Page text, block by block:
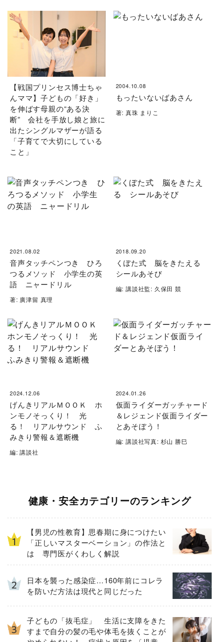
【戦国プリンセス博士ちゃ
んママ】子どもの「好き」
を伸ばす母親の“ある決
断” 会社を手放し娘と旅に
出たシングルマザーが語る
「子育てで大切にしている
こと」
2004.10.08
もったいないばあさん
著: 真珠 まりこ
2021.08.02
音声タッチペンつき ひろ
つるメソッド 小学生の英
語 ニャードリル
著: 廣津留 真理
2018.09.20
くぼた式 脳をきたえる
シールあそび
編: 講談社監: 久保田 競
2024.12.06
げんきリアルＭＯＯＫ ホ
ンモノそっくり！ 光
る！ リアルサウンド ふ
みきり警報＆遮断機
編: 講談社
2024.01.26
仮面ライダーガッチャード
＆レジェンド仮面ライダー
とあそぼう！
編: 講談社写真: 杉山 勝巳
健康・安全カテゴリーのランキング
【男児の性教育】思春期に身につけたい
「正しいマスターベーション」の作法と
は 専門医がくわしく解説
日本を襲った感染症…160年前にコレラ
を防いだ方法は現代と同じだった
子どもの「抜毛症」 生活に支障をきた
すまで自分の髪の毛や体毛を抜くことが